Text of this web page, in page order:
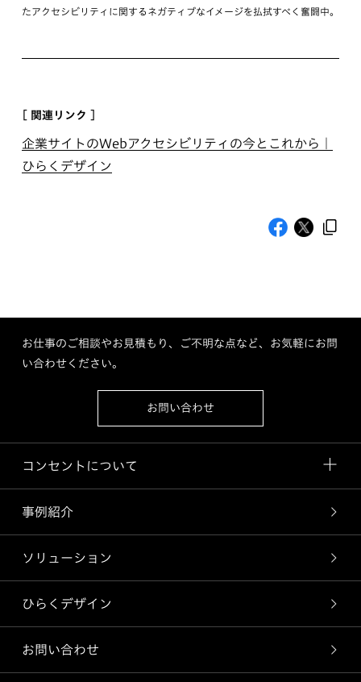
たアクセシビリティに関するネガティブなイメージを払拭すべく奮闘中。
[ 関連リンク ]
企業サイトのWebアクセシビリティの今とこれから｜
ひらくデザイン
お仕事のご相談やお見積もり、ご不明な点など、お気軽にお問
い合わせください。
お問い合わせ
コンセントについて
事例紹介
ソリューション
ひらくデザイン
お問い合わせ